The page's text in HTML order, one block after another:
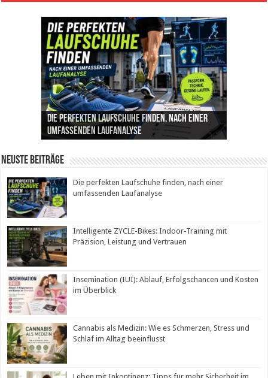
Die perfekten Laufschuhe finden, nach einer
umfassenden Laufanalyse
Intelligente ZYCLE-Bikes: Indoor-Training mit
Präzision, Leistung und Vertrauen
Insemination (IUI): Ablauf, Erfolgschancen und
Kosten im Überblick
Cannabis als Medizin: Wie es Schmerzen, Stress
und Schlaf im Alltag beeinflusst
Leben mit Inkontinenz: Tipps für mehr
Sicherheit im Alltag
Neuste Beiträge
Die perfekten Laufschuhe finden, nach einer
umfassenden Laufanalyse
Intelligente ZYCLE-Bikes: Indoor-Training mit
Präzision, Leistung und Vertrauen
Insemination (IUI): Ablauf, Erfolgschancen und Kosten
im Überblick
Cannabis als Medizin: Wie es Schmerzen, Stress und
Schlaf im Alltag beeinflusst